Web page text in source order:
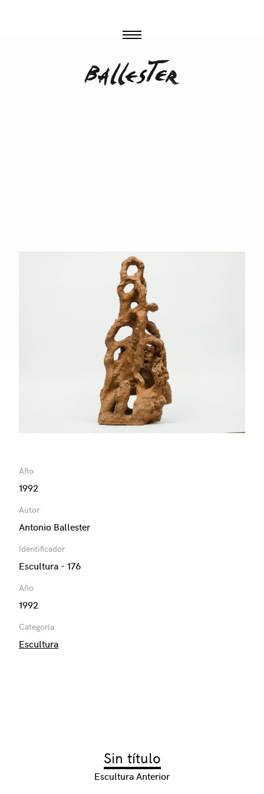
Año
1992
Autor
Antonio Ballester
Identificador
Escultura - 176
Año
1992
Categoría
Escultura
Sin título
Escultura Anterior